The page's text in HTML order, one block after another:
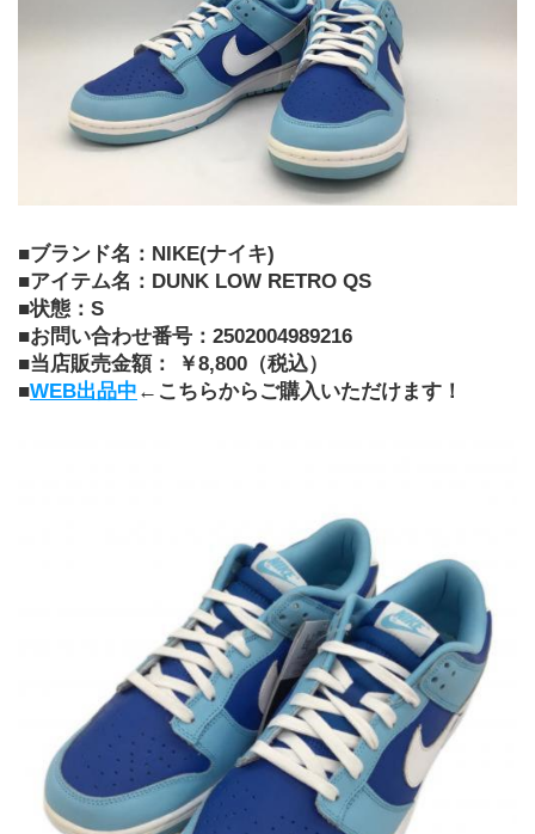
■ブランド名：NIKE(ナイキ)
■アイテム名：DUNK LOW RETRO QS
■状態：S
■お問い合わせ番号：2502004989216
■当店販売金額： ￥8,800（税込）
■WEB出品中 ←こちらからご購入いただけます！